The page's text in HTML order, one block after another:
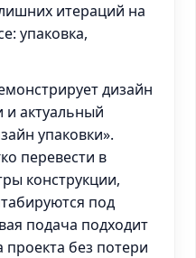
итераций на
упаковка,
дизайн
и актуальный
упаковки».
перевести в
конструкции,
под
подача подходит
проекта без потери